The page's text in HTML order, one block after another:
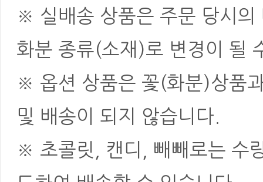
※ 실배송 상품은 주문 당시의
화분 종류(소재)로 변경이 될
※ 옵션 상품은 꽃(화분)상품
및 배송이 되지 않습니다.
※ 초콜릿, 캔디, 빼빼로는 수